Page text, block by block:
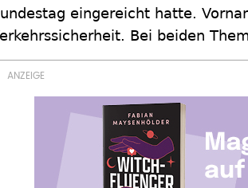
eingereicht hatte.
Bei beiden